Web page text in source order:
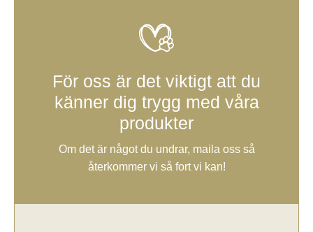
För oss är det viktigt att du
känner dig trygg med våra
produkter
Om det är något du undrar, maila oss så
återkommer vi så fort vi kan!